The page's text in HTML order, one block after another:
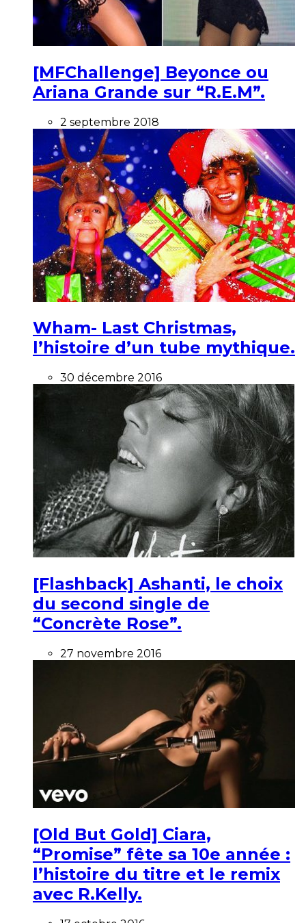
[MFChallenge] Beyonce ou
Ariana Grande sur “R.E.M”.
2 septembre 2018
Wham- Last Christmas,
l’histoire d’un tube mythique.
30 décembre 2016
[Flashback] Ashanti, le choix
du second single de
“Concrète Rose”.
27 novembre 2016
[Old But Gold] Ciara,
“Promise” fête sa 10e année :
l’histoire du titre et le remix
avec R.Kelly.